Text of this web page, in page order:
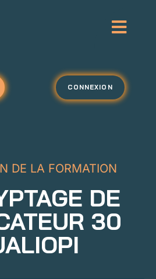
CONNEXION
DE LA FORMATION
DE
30